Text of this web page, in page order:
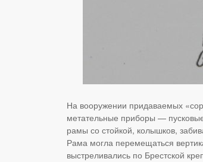
На вооружении придаваемых
метательные приборы —
рамы со стойкой, колышков,
Рама могла перемещаться
выстреливались по Брестской